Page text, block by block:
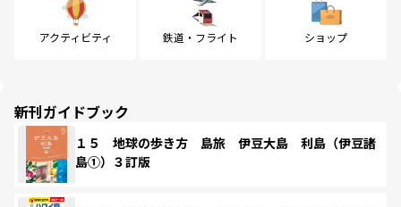
アクティビティ 鉄道・フライト ショップ
新刊ガイドブック
１５ 地球の歩き方 島旅 伊豆大島 利島（伊豆諸
島①）３訂版